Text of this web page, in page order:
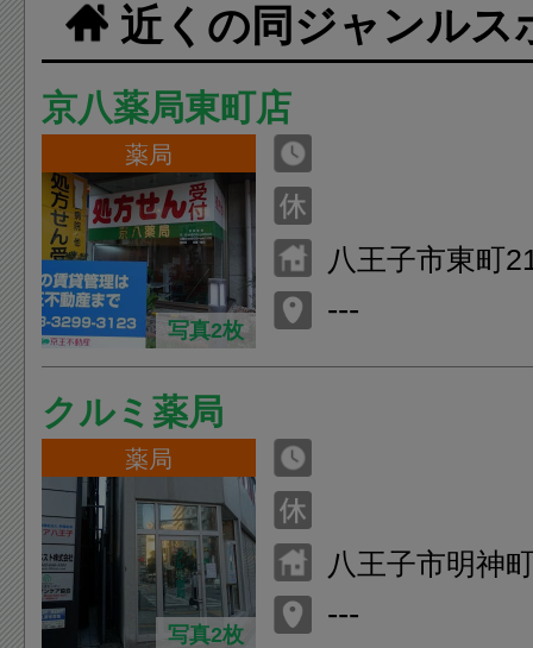
近くの同ジャンルス
京八薬局東町店
薬局
写真2枚
八王子市東町
---
クルミ薬局
薬局
写真2枚
八王子市明神
---